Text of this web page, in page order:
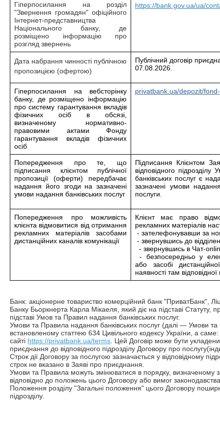
Гіперпосилання на розділ
"Звернення громадян" офіційного
Інтернет-представництва
Національного банку, де
розміщено інформацію про
розгляд звернень
https://bank.gov.ua/ua/
Дата набрання чинності публічною
пропозицією (офертою)
Публічний договір
07.08.2026.
Гіперпосилання на вебсторінку
банку, де розміщено інформацію
про систему гарантування вкладів
фізичних осіб в обсязі,
визначеному нормативно-
правовими актами Фонду
гарантування вкладів фізичних
осіб
privatbank.ua/depozit/
Попередження про те, що
підписання клієнтом публічної
пропозиції (оферти) передбачає
надання його згоди на зазначені
умови надання банківських послуг
Підписання Клієнтом
відповідного
банківських послуг є
зазначені умови надання
послуги.
Попередження про можливість
клієнта відмовитися від отримання
рекламних матеріалів засобами
дистанційних каналів комунікації
Клієнт має право
рекламних матеріалів
- зателефонувавши за
- звернувшись до
- звернувшись в Чат-
- безпосередньо у
або засобі
наявності там
Банк: акціонерне товариство комерційний банк "ПриватБанк",
Банку Бьоркнерта Карла Мікаеля , який діє на підставі
підставі Умов та Правил надання банківських послуг.
Умови та Правила надання банківських послуг (далі — Умови
встановленому статтею 634 Цивільного кодексу України, а
сайті https://privatbank.ua/terms . Цей Договір може бути
приєднання до відповідного підрозділу Договору про
Строк дії Договору за послугою зазначається у відповідному
строк не вказано в Заяві про приєднання.
Умови та Правила можуть змінюватися в порядку, визначеному
відповідно до положень цього Договору або вимог
Положення розділу "Загальні положення" цього Договору
підрозділу.